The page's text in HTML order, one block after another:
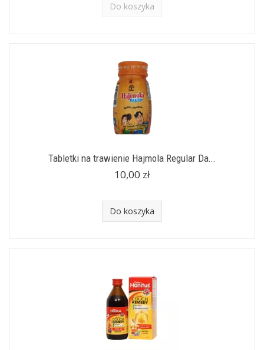
Do koszyka
Tabletki na trawienie Hajmola Regular Da...
10,00 zł
Do koszyka